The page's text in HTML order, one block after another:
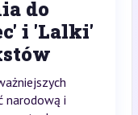
do
i 'Lalki'
narodową i